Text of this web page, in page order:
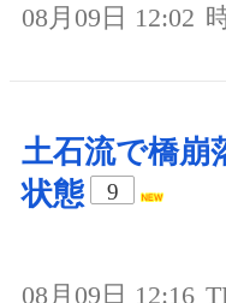
08月09日 12:02
土石流で橋崩
状態
9
08月09日 12:16